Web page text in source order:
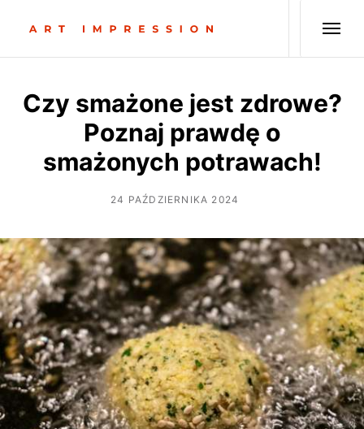
Czy smażone jest zdrowe?
Poznaj prawdę o
smażonych potrawach!
24 PAŹDZIERNIKA 2024